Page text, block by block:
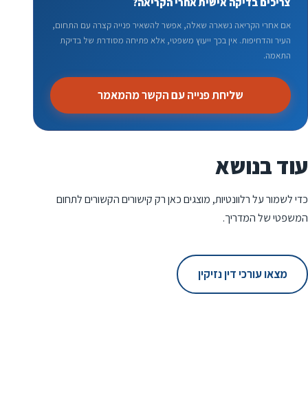
צריכים בדיקה אישית אחרי הקריאה?
אם אחרי הקריאה נשארה שאלה, אפשר להשאיר פנייה קצרה עם התחום,
העיר והדחיפות. אין בכך ייעוץ משפטי, אלא פתיחה מסודרת של בדיקת
התאמה.
שליחת פנייה עם הקשר מהמאמר
עוד בנושא
כדי לשמור על רלוונטיות, מוצגים כאן רק קישורים הקשורים לתחום
המשפטי של המדריך.
מצאו עורכי דין נזיקין